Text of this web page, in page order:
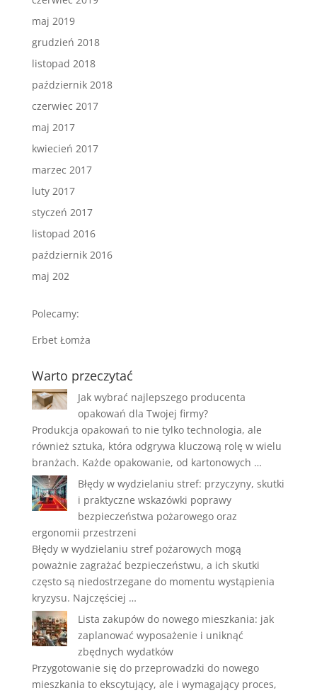
maj 2019
grudzień 2018
listopad 2018
październik 2018
czerwiec 2017
maj 2017
kwiecień 2017
marzec 2017
luty 2017
styczeń 2017
listopad 2016
październik 2016
maj 202
Polecamy:
Erbet Łomża
Warto przeczytać
Jak wybrać najlepszego producenta
opakowań dla Twojej firmy?
Produkcja opakowań to nie tylko technologia, ale
również sztuka, która odgrywa kluczową rolę w wielu
branżach. Każde opakowanie, od kartonowych …
Błędy w wydzielaniu stref: przyczyny, skutki
i praktyczne wskazówki poprawy
bezpieczeństwa pożarowego oraz
ergonomii przestrzeni
Błędy w wydzielaniu stref pożarowych mogą
poważnie zagrażać bezpieczeństwu, a ich skutki
często są niedostrzegane do momentu wystąpienia
kryzysu. Najczęściej …
Lista zakupów do nowego mieszkania: jak
zaplanować wyposażenie i uniknąć
zbędnych wydatków
Przygotowanie się do przeprowadzki do nowego
mieszkania to ekscytujący, ale i wymagający proces,